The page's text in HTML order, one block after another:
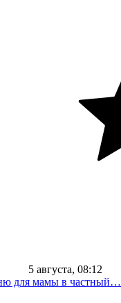
5 августа, 08:12
для мамы в частный…